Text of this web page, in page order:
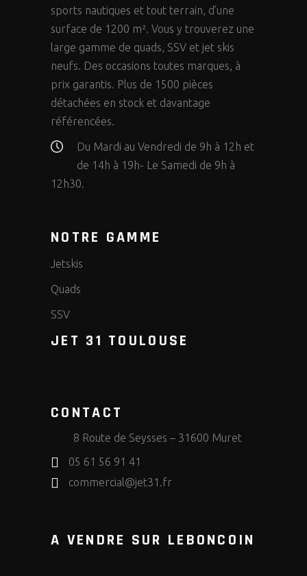
sports nautiques et tout terrain, d’une
surface de 1200 m². Vous y trouverez une
large gamme de quads, SSV et jet skis
neufs. Des occasions toutes marques, à
prix garantis. Plus de 1500 pièces
détachées en stock et davantage
référencées.
Du Mardi au Vendredi de 9h à 12h et
de 14h à 19h- Le Samedi de 9h à
12h30.
NOTRE GAMME
Jetskis
Quads
SSV
JET 31 TOULOUSE
CONTACT
8 Route de Seysses – 31600 Muret
05 61 56 91 41
commercial@jet31.fr
A VENDRE SUR LEBONCOIN